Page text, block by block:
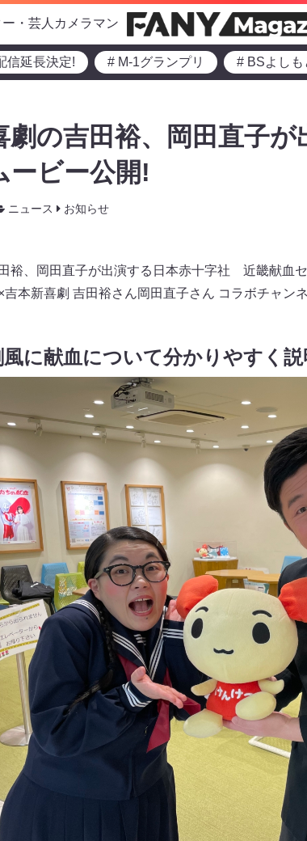
・芸人カメラマン
信延長決定! # M-1グランプリ # BSよしも
劇の吉田裕、岡田直子
ービー公開!
ニュース お知らせ
裕、岡田直子が出演する日本赤十字社 近畿献血
本新喜劇 吉田裕さん岡田直子さん コラボチャン
に献血について分かりやすく説